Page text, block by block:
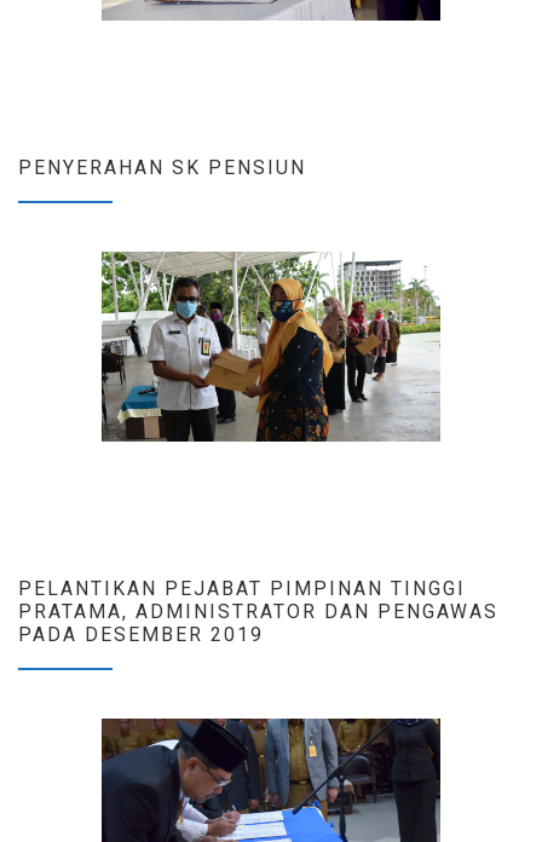
PENYERAHAN SK PENSIUN
PELANTIKAN PEJABAT PIMPINAN TINGGI
PRATAMA, ADMINISTRATOR DAN PENGAWAS
PADA DESEMBER 2019